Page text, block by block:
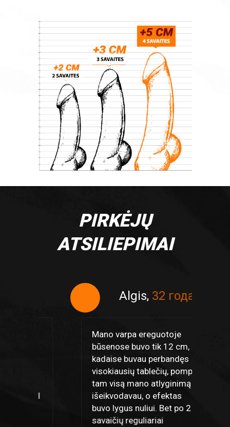
PIRKĖJŲ
ATSILIEPIMAI
Algis,32 года
Mano varpa ereguotoje
būsenose buvo tik 12 cm,
kadaise buvau perbandęs
visokiausių tablečių, pompų,
tam visą mano atlyginimą
išeikvodavau, o efektas
buvo lygus nuliui. Bet po 2
savaičių reguliariai